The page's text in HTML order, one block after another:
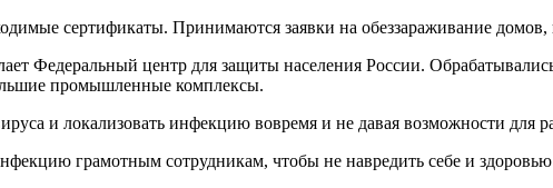
сертификаты. Принимаются заявки на обеззараживание
Федеральный центр для защиты населения России.
промышленные комплексы.
и локализовать инфекцию вовремя и не давая возможности для
грамотным сотрудникам, чтобы не навредить себе и